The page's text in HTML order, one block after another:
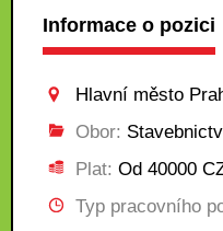
Informace o pozici
Hlavní město
Obor:
Plat: Od 40000
Typ pracovního